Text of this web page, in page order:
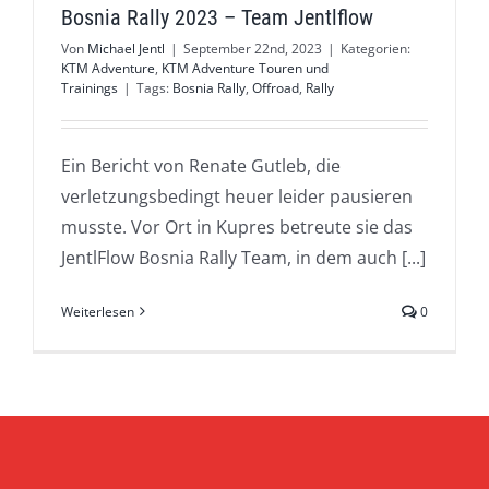
Bosnia Rally 2023 – Team Jentlflow
Von Michael Jentl | September 22nd, 2023 | Kategorien:
KTM Adventure, KTM Adventure Touren und
Trainings | Tags: Bosnia Rally, Offroad, Rally
Ein Bericht von Renate Gutleb, die
verletzungsbedingt heuer leider pausieren
musste. Vor Ort in Kupres betreute sie das
JentlFlow Bosnia Rally Team, in dem auch [...]
Weiterlesen 0